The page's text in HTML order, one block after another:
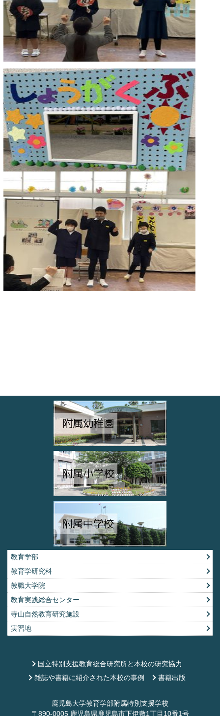
教育学部
教育学研究科
教職大学院
教育実践総合センター
寺山自然教育研究施設
実習地
国立特別支援教育総合研究所と本校の研究協力
雑誌や書籍に紹介された本校の事例
書籍出版
鹿児島大学教育学部附属特別支援学校
〒890-0005 鹿児島県鹿児島市下伊敷1丁目10番1号